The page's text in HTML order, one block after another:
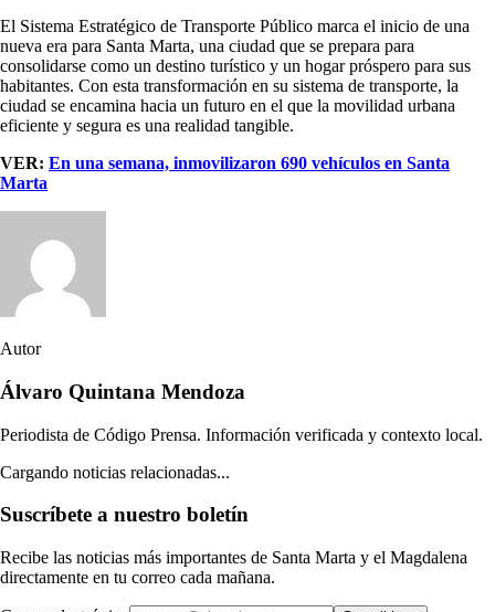
El Sistema Estratégico de Transporte Público marca el inicio de una
nueva era para Santa Marta, una ciudad que se prepara para
consolidarse como un destino turístico y un hogar próspero para sus
habitantes. Con esta transformación en su sistema de transporte, la
ciudad se encamina hacia un futuro en el que la movilidad urbana
eficiente y segura es una realidad tangible.
VER: En una semana, inmovilizaron 690 vehículos en Santa
Marta
Autor
Álvaro Quintana Mendoza
Periodista de Código Prensa. Información verificada y contexto local.
Cargando noticias relacionadas...
Suscríbete a nuestro boletín
Recibe las noticias más importantes de Santa Marta y el Magdalena
directamente en tu correo cada mañana.